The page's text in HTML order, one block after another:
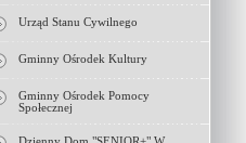
Urząd Stanu Cywilnego
Gminny Ośrodek Kultury
Gminny Ośrodek Pomocy
Społecznej